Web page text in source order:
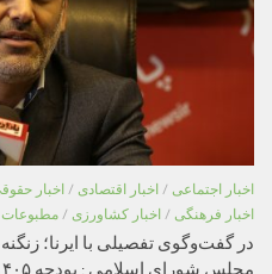
اخبار اجتماعی / اخبار اقتصادی / اخبار
اخبار فرهنگی / اخبار کشاورزی / مطبوعات
در گفت‌وگوی تفصیلی با ایرنا؛